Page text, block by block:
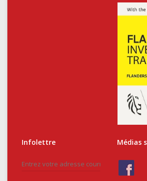
Infolettre Médias